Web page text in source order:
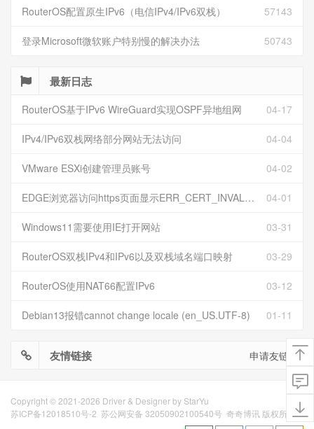
57143
RouterOS配置原生IPv6（电信IPv4/IPv6双栈）
50743
登录Microsoft微软账户特别慢的解决办法
最新日志
04-17
RouterOS基于IPv6 WireGuard实现OSPF异地组网
04-04
IPv4/IPv6双栈网络部分网站无法访问
04-02
VMware ESXi创建管理员账号
04-01
EDGE浏览器访问https页面显示ERR_CERT_INVALID且无法跳过继续访问
03-31
Windows11需要使用IE打开网站
03-29
RouterOS双栈IPv4和IPv6以及双栈域名端口映射
03-12
RouterOS使用NAT66配置IPv6
01-11
Debian13报错cannot change locale (en_US.UTF-8)
友情链接 申请友链
Copyright © 2021-2026 Driver & Designer by StarYu
苏ICP备12018510号-2 苏公网安备 32050902100540号 奇奇博讯 版权所有